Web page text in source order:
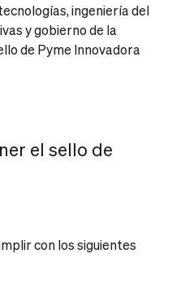
ingeniería del
y gobierno de la
de Pyme Innovadora
el sello de
con los siguientes